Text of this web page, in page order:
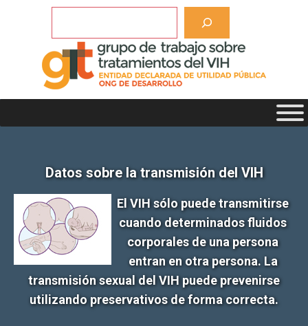
Datos sobre la transmisión del VIH
El VIH sólo puede transmitirse
cuando determinados fluidos
corporales de una persona
entran en otra persona. La
transmisión sexual del VIH puede prevenirse
utilizando preservativos de forma correcta.